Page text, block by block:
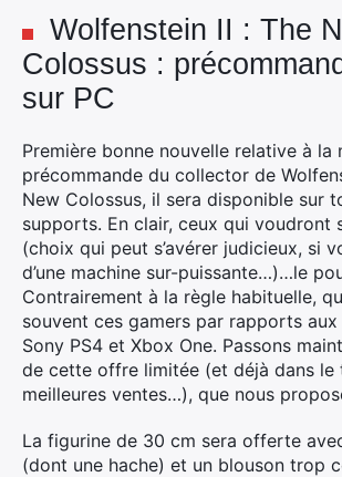
Wolfenstein II : The
Colossus :
sur PC
Première bonne nouvelle relative à la
précommande du collector de
New Colossus, il sera disponible sur
supports. En clair, ceux qui voudront
(choix qui peut s’avérer judicieux, si
d’une machine sur-puissante…)…le
Contrairement à la règle habituelle,
souvent ces gamers par rapports aux
Sony PS4 et Xbox One. Passons
de cette offre limitée (et déjà dans le
meilleures ventes…), que nous
La figurine de 30 cm sera offerte
(dont une hache) et un blouson trop